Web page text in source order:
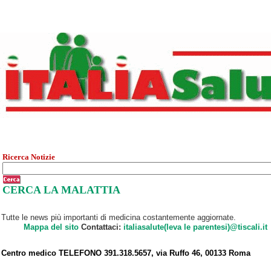
Ricerca Notizie
CERCA LA MALATTIA
Tutte le news più importanti di medicina costantemente aggiornate.
Mappa del sitoContattaci: italiasalute(leva le parentesi)@tiscali.it
Centro medico TELEFONO 391.318.5657, via Ruffo 46, 00133 Roma